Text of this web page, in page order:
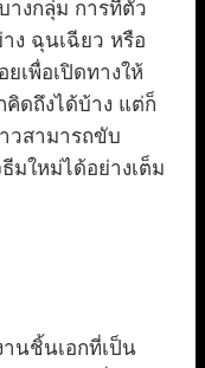
างกลุ่ม การที่ตัว
ง ฉุนเฉียว หรือ
เพื่อเปิดทางให้
คิดถึงได้บ้าง แต่ก็
วสามารถขับ
มใหม่ได้อย่างเต็ม
านชิ้นเอกที่เป็น